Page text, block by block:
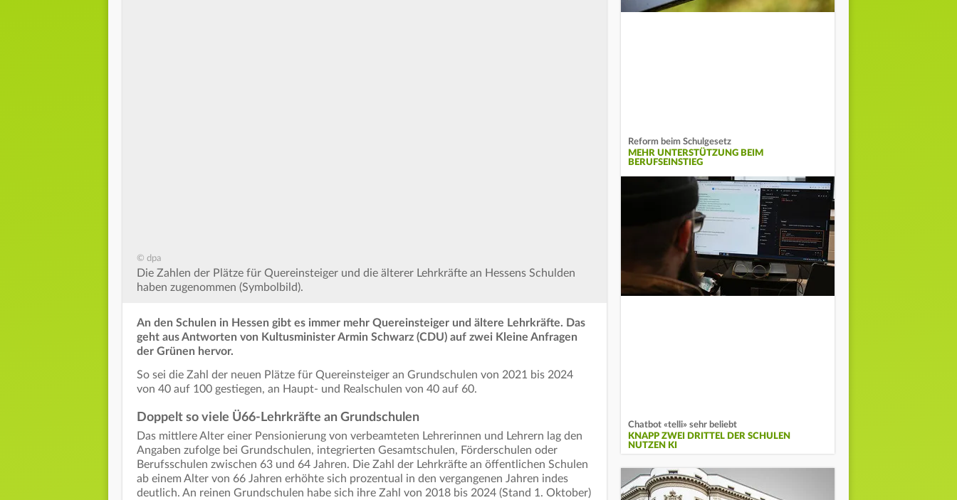
© dpa
Die Zahlen der Plätze für Quereinsteiger und die älterer Lehrkräfte an Hessens Schulden
haben zugenommen (Symbolbild).
An den Schulen in Hessen gibt es immer mehr Quereinsteiger und ältere Lehrkräfte. Das
geht aus Antworten von Kultusminister Armin Schwarz (CDU) auf zwei Kleine Anfragen
der Grünen hervor.
So sei die Zahl der neuen Plätze für Quereinsteiger an Grundschulen von 2021 bis 2024
von 40 auf 100 gestiegen, an Haupt- und Realschulen von 40 auf 60.
Doppelt so viele Ü66-Lehrkräfte an Grundschulen
Das mittlere Alter einer Pensionierung von verbeamteten Lehrerinnen und Lehrern lag den
Angaben zufolge bei Grundschulen, integrierten Gesamtschulen, Förderschulen oder
Berufsschulen zwischen 63 und 64 Jahren. Die Zahl der Lehrkräfte an öffentlichen Schulen
ab einem Alter von 66 Jahren erhöhte sich prozentual in den vergangenen Jahren indes
deutlich. An reinen Grundschulen habe sich ihre Zahl von 2018 bis 2024 (Stand 1. Oktober)
Reform beim Schulgesetz
MEHR UNTERSTÜTZUNG BEIM
BERUFSEINSTIEG
Chatbot «telli» sehr beliebt
KNAPP ZWEI DRITTEL DER SCHULEN
NUTZEN KI